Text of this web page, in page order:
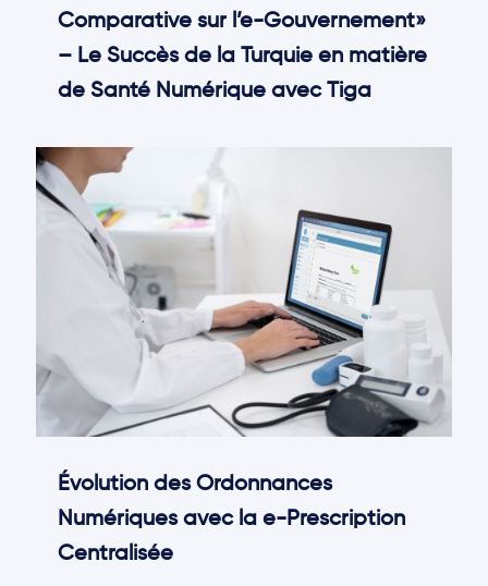
Comparative sur l’e-Gouvernement»
– Le Succès de la Turquie en matière
de Santé Numérique avec Tiga
Évolution des Ordonnances
Numériques avec la e-Prescription
Centralisée